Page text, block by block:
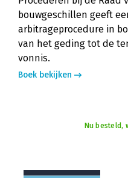
bouwgeschillen geeft
arbitrageprocedure in
van het geding tot de
vonnis.
Boek bekijken
Nu besteld,